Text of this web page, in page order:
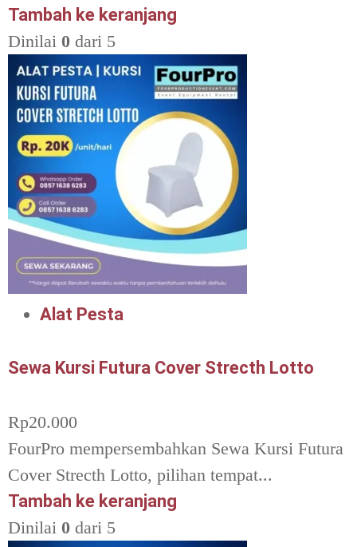
Tambah ke keranjang
Dinilai 0 dari 5
Alat Pesta
Sewa Kursi Futura Cover Strecth Lotto
Rp20.000
FourPro mempersembahkan Sewa Kursi Futura
Cover Strecth Lotto, pilihan tempat...
Tambah ke keranjang
Dinilai 0 dari 5